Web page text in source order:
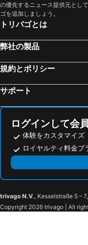
の優先するニュース提供元とし
ゴを追加しましょう。
トリバゴとは
弊社の製品
規約とポリシー
サポート
ログインして会
体験をカスタマイズ
ロイヤルティ料金プ
trivago N.V., Kesselstraße 5 –
Copyright 2026 trivago | All